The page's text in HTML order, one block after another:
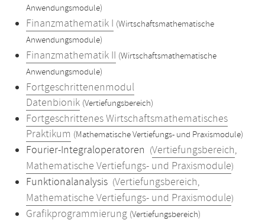
Anwendungsmodule)
Finanzmathematik I (Wirtschaftsmathematische
Anwendungsmodule)
Finanzmathematik II (Wirtschaftsmathematische
Anwendungsmodule)
Fortgeschrittenenmodul
Datenbionik (Vertiefungsbereich)
Fortgeschrittenes Wirtschaftsmathematisches
Praktikum (Mathematische Vertiefungs- und Praxismodule)
Fourier-Integraloperatoren (Vertiefungsbereich,
Mathematische Vertiefungs- und Praxismodule)
Funktionalanalysis (Vertiefungsbereich,
Mathematische Vertiefungs- und Praxismodule)
Grafikprogrammierung (Vertiefungsbereich)